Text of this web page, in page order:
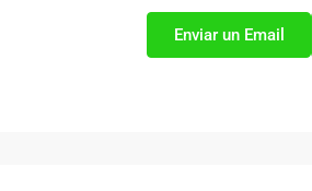
Enviar un Email